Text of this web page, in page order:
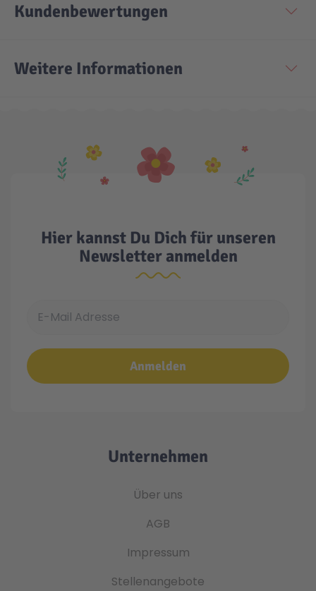
Kundenbewertungen
Weitere Informationen
Hier kannst Du Dich für unseren
Newsletter anmelden
Anmelden
Unternehmen
Über uns
AGB
Impressum
Stellenangebote